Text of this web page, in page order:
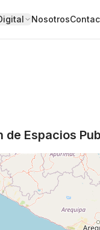
Nosotros
de Espacios